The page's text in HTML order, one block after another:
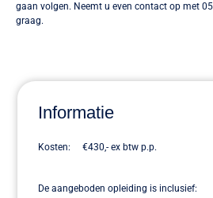
gaan volgen. Neemt u even contact op met
graag.
Informatie
Kosten: €430,- ex btw p.p.
De aangeboden opleiding is inclusief: